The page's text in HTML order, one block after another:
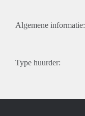
Algemene informatie:
Type huurder: